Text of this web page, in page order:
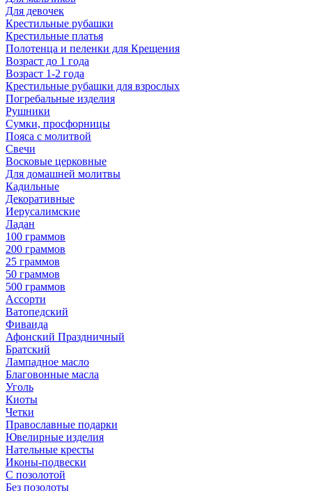
Для девочек
Крестильные рубашки
Крестильные платья
Полотенца и пеленки для Крещения
Возраст до 1 года
Возраст 1-2 года
Крестильные рубашки для взрослых
Погребальные изделия
Рушники
Сумки, просфорницы
Пояса с молитвой
Свечи
Восковые церковные
Для домашней молитвы
Кадильные
Декоративные
Иерусалимские
Ладан
100 граммов
200 граммов
25 граммов
50 граммов
500 граммов
Ассорти
Ватопедский
Фиваида
Афонский Праздничный
Братский
Лампадное масло
Благовонные масла
Уголь
Киоты
Четки
Православные подарки
Ювелирные изделия
Нательные кресты
Иконы-подвески
С позолотой
Без позолоты